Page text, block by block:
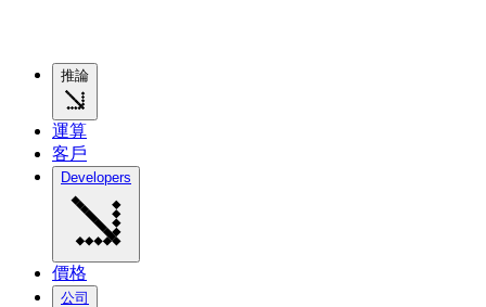
推論
運算
客戶
Developers
價格
公司